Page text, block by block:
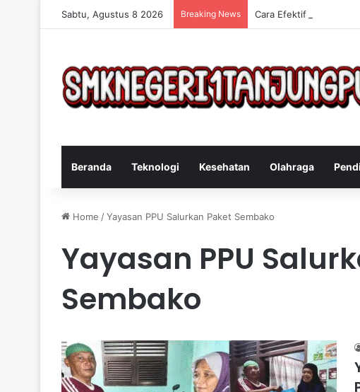
Sabtu, Agustus 8 2026 Breaking News Cara Efektif Mengatasi
Beranda Teknologi Kesehatan Olahraga
Home /Yayasan PPU Salurkan Paket Sembako
Yayasan PPU
Sembako